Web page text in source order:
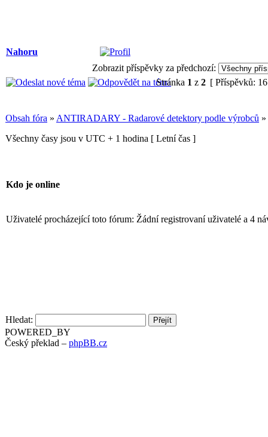
Nahoru
Zobrazit příspěvky za předchozí:
Stránka 1 z 2 [ Příspěvků:
Obsah fóra » ANTIRADARY - Radarové detektory podle výrobců »
Všechny časy jsou v UTC + 1 hodina [ Letní čas ]
Kdo je online
Uživatelé procházející toto fórum: Žádní registrovaní uživatelé a 4
Hledat:
POWERED_BY
Český překlad – phpBB.cz